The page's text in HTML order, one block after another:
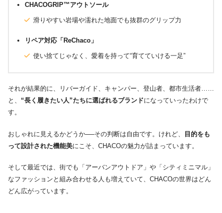
CHACOGRIP™アウトソール
滑りやすい岩場や濡れた地面でも抜群のグリップ力
リペア対応「ReChaco」
使い捨てじゃなく、愛着を持って“育てていける一足”
それが結果的に、リバーガイド、キャンパー、登山者、都市生活者……
と、 “長く履きたい人”たちに選ばれるブランドになっていったわけで
す。
おしゃれに見えるかどうか──その判断は自由です。けれど、
目的をも
って設計された機能美にこそ、CHACOの魅力が詰まっています。
そして最近では、街でも「アーバンアウトドア」や「シティミニマル」
なファッションと組み合わせる人も増えていて、CHACOの世界はどん
どん広がっています。